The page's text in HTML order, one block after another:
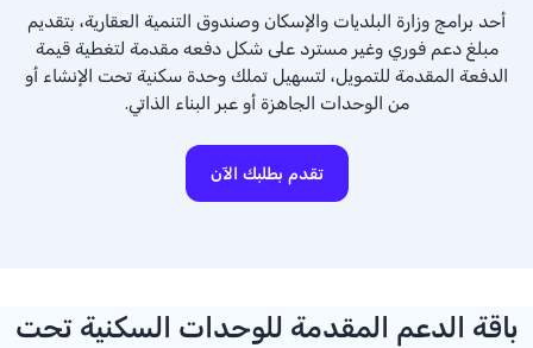
أحد برامج وزارة البلديات والإسكان وصندوق التنمية العقارية، بتقديم
مبلغ دعم فوري وغير مسترد على شكل دفعه مقدمة لتغطية قيمة
الدفعة المقدمة للتمويل، لتسهيل تملك وحدة سكنية تحت الإنشاء أو
من الوحدات الجاهزة أو عبر البناء الذاتي.
تقدم بطلبك الآن
باقة الدعم المقدمة للوحدات السكنية تحت